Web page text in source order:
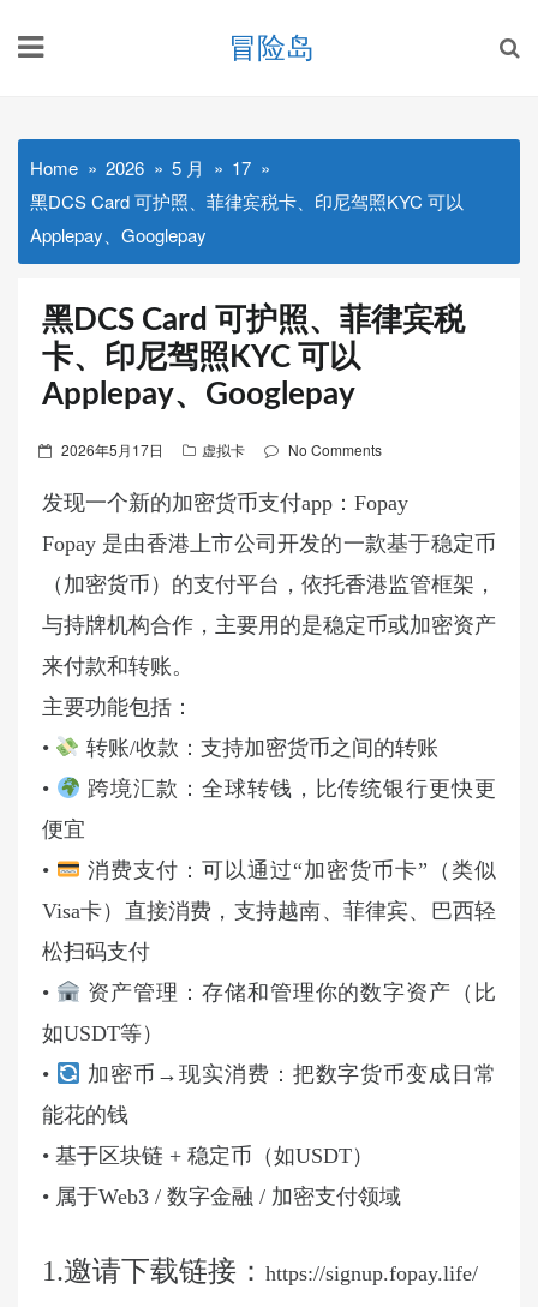
冒险岛
Home 2026 5 月
17
黑DCS Card 可护照、菲律宾税卡、印尼驾照KYC 可以
Applepay、Googlepay
黑DCS Card 可护照、菲律宾税
卡、印尼驾照KYC 可以
Applepay、Googlepay
Posted
2026年5月17日 虚拟卡 No Comments
发现一个新的加密货币支付app：Fopay
Fopay 是由香港上市公司开发的一款基于稳定币
（加密货币）的支付平台，依托香港监管框架，
与持牌机构合作，主要用的是稳定币或加密资产
来付款和转账。
主要功能包括：
•
转账/收款：支持加密货币之间的转账
•
跨境汇款：全球转钱，比传统银行更快更
便宜
•
消费支付：可以通过“加密货币卡”（类似
Visa卡）直接消费，支持越南、菲律宾、巴西轻
松扫码支付
•
资产管理：存储和管理你的数字资产（比
如USDT等）
•
加密币→现实消费：把数字货币变成日常
能花的钱
• 基于区块链 + 稳定币（如USDT）
• 属于Web3 / 数字金融 / 加密支付领域
1.邀请下载链接： https://signup.fopay.life/